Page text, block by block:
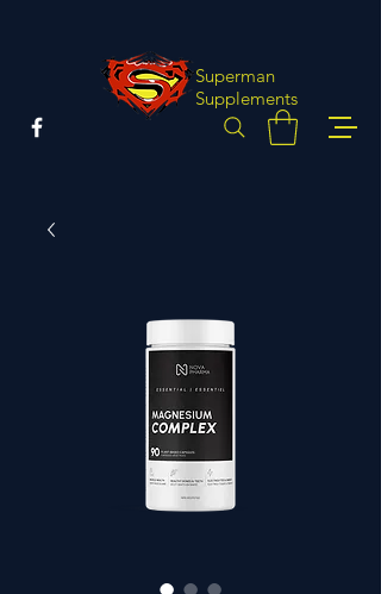
Superman
Supplements